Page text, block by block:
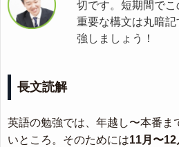
切です。短期間でこ
重要な構文は丸暗
強しましょう！
長文読解
英語の勉強では、年越し〜本番ま
いところ。そのためには11月〜